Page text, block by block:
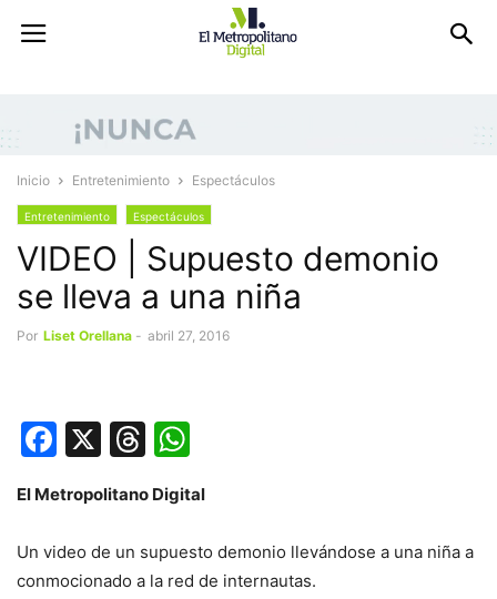
Inicio Entretenimiento Espectáculos
Entretenimiento Espectáculos
VIDEO | Supuesto demonio
se lleva a una niña
Por Liset Orellana - abril 27, 2016
Facebook
X Threads
El Metropolitano Digital
Un video de un supuesto demonio llevándose a una niña a
conmocionado a la red de internautas.